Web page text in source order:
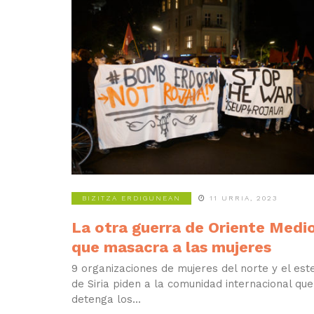
BIZITZA ERDIGUNEAN 11 URRIA, 2023
La otra guerra de Oriente
que masacra a las mujeres
9 organizaciones de mujeres del norte y el
de Siria piden a la comunidad internacional que
detenga los...